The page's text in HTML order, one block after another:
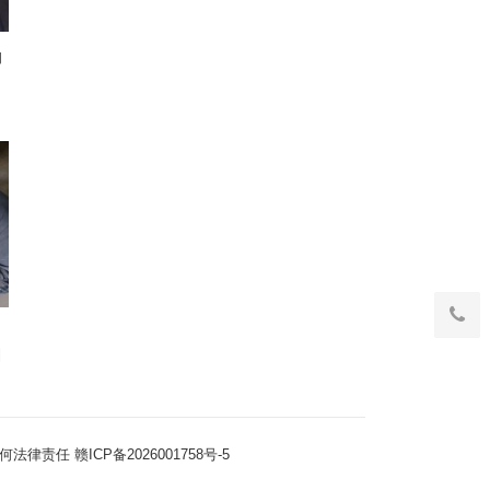
法律责任 赣ICP备2026001758号-5